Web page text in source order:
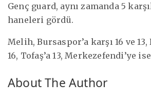
Genç guard, aynı zamanda 5
haneleri gördü.
Melih, Bursaspor’a karşı 16 ve 13,
16, Tofaş’a 13, Merkezefendi’ye ise
About The Author